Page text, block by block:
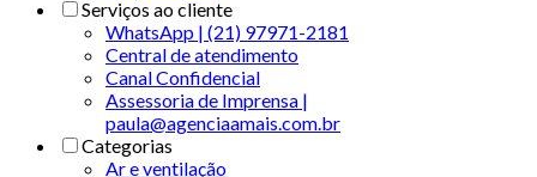
Serviços ao cliente
WhatsApp | (21) 97971-2181
Central de atendimento
Canal Confidencial
Assessoria de Imprensa |
paula@agenciaamais.com.br
Categorias
Ar e ventilação